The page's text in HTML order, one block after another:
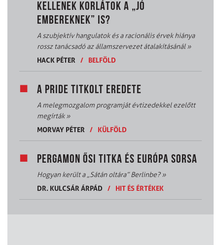
KELLENEK KORLÁTOK A „JÓ
EMBEREKNEK” IS?
A szubjektív hangulatok és a racionális érvek hiánya
rossz tanácsadó az államszervezet átalakításánál»
HACK PÉTER
/ BELFÖLD
A PRIDE TITKOLT EREDETE
A melegmozgalom programját évtizedekkel ezelőtt
megírták»
MORVAY PÉTER
/ KÜLFÖLD
PERGAMON ŐSI TITKA ÉS EURÓPA SORSA
Hogyan került a „Sátán oltára” Berlinbe?»
DR. KULCSÁR ÁRPÁD
/ HIT ÉS ÉRTÉKEK